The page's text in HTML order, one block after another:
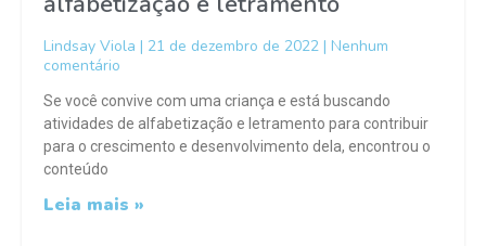
Lindsay Viola 21 de dezembro de 2022
Nenhum
comentário
Se você convive com uma criança e está buscando
atividades de alfabetização e letramento para contribuir
para o crescimento e desenvolvimento dela, encontrou o
conteúdo
Leia mais »